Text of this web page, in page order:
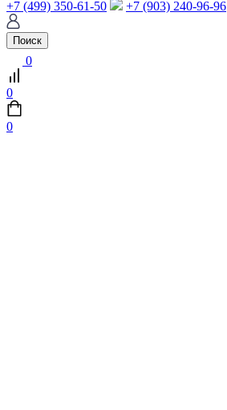
+7 (499) 350-61-50 +7 (903) 240-96-96
Поиск
0
0
0